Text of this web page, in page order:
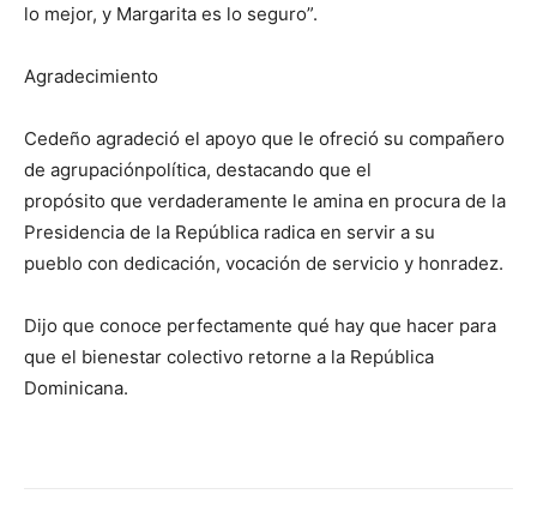
lo mejor, y Margarita es lo seguro”.
Agradecimiento
Cedeño agradeció el apoyo que le ofreció su compañero
de agrupaciónpolítica, destacando que el
propósito que verdaderamente le amina en procura de la
Presidencia de la República radica en servir a su
pueblo con dedicación, vocación de servicio y honradez.
Dijo que conoce perfectamente qué hay que hacer para
que el bienestar colectivo retorne a la República
Dominicana.